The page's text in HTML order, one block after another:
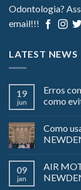
Odontologia?
email!!!
LATEST NEWS
19
jun
Erros
como
Como
09
jan
AIR